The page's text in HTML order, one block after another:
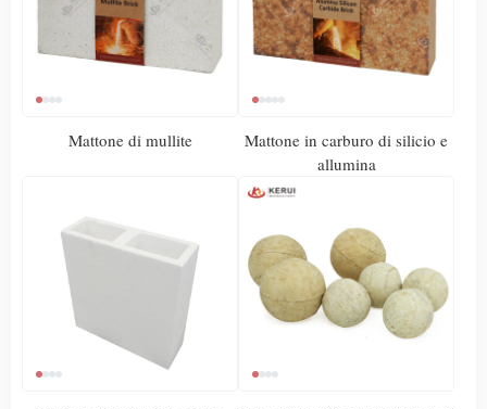
Mattone di mullite
Mattone in carburo di silicio e
allumina